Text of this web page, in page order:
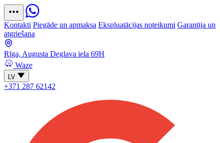
Kontakti Piegāde un apmaksa Ekspluatācijas noteikumi Garantija un
atgriešana
Rīga, Augusta Deglava iela 69H
Waze
LV
+371 287 62142